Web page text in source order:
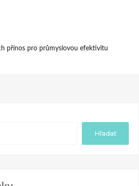
přínos pro průmyslovou efektivitu
Hľadať